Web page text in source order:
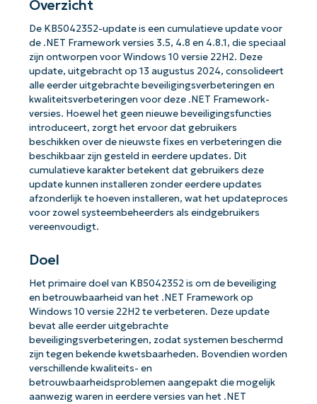
Overzicht
De KB5042352-update is een cumulatieve update voor
de .NET Framework versies 3.5, 4.8 en 4.8.1, die speciaal
zijn ontworpen voor Windows 10 versie 22H2. Deze
update, uitgebracht op 13 augustus 2024, consolideert
alle eerder uitgebrachte beveiligingsverbeteringen en
kwaliteitsverbeteringen voor deze .NET Framework-
versies. Hoewel het geen nieuwe beveiligingsfuncties
introduceert, zorgt het ervoor dat gebruikers
beschikken over de nieuwste fixes en verbeteringen die
beschikbaar zijn gesteld in eerdere updates. Dit
cumulatieve karakter betekent dat gebruikers deze
update kunnen installeren zonder eerdere updates
afzonderlijk te hoeven installeren, wat het updateproces
voor zowel systeembeheerders als eindgebruikers
vereenvoudigt.
Doel
Het primaire doel van KB5042352 is om de beveiliging
en betrouwbaarheid van het .NET Framework op
Windows 10 versie 22H2 te verbeteren. Deze update
bevat alle eerder uitgebrachte
beveiligingsverbeteringen, zodat systemen beschermd
zijn tegen bekende kwetsbaarheden. Bovendien worden
verschillende kwaliteits- en
betrouwbaarheidsproblemen aangepakt die mogelijk
aanwezig waren in eerdere versies van het .NET